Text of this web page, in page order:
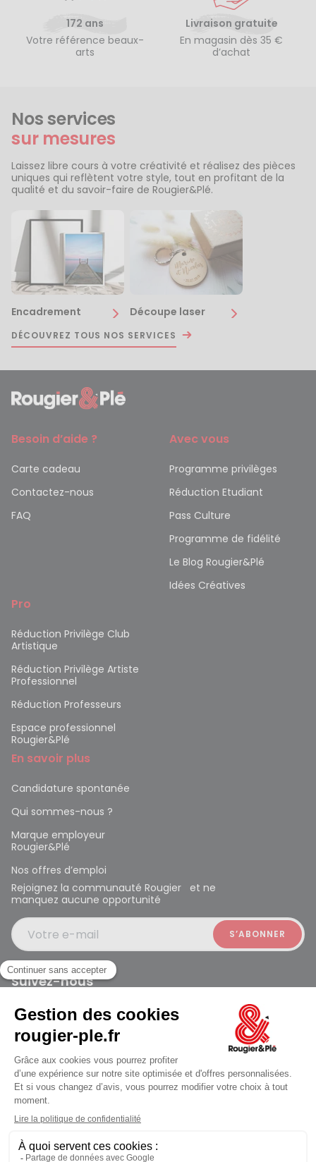
172 ans
Votre référence beaux-
arts
Livraison gratuite
En magasin dès 35 €
d’achat
Nos services
sur mesures
Laissez libre cours à votre créativité et réalisez des pièces
uniques qui reflètent votre style, tout en profitant de la
qualité et du savoir-faire de Rougier&Plé.
Encadrement Découpe laser
DÉCOUVREZ TOUS NOS SERVICES
Besoin d’aide ?
Carte cadeau
Contactez-nous
FAQ
Avec vous
Programme privilèges
Réduction Etudiant
Pass Culture
Programme de fidélité
Le Blog Rougier&Plé
Idées Créatives
Pro
Réduction Privilège Club
Artistique
Réduction Privilège Artiste
Professionnel
Réduction Professeurs
Espace professionnel
Rougier&Plé
En savoir plus
Candidature spontanée
Qui sommes-nous ?
Marque employeur
Rougier&Plé
Nos offres d’emploi
Rejoignez la communauté Rougier et ne
manquez aucune opportunité
Votre e-mail
Suivez-nous
Rougier et Plé 2024 Copyright
Mentions légales
Conditions générales des ventes